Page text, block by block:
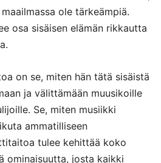
ole tärkeämpiä.
osa sisäisen elämän rikkautta
on se, miten hän tätä sisäistä
ja välittämään muusikoille
e. Se, miten musiikki
ammatilliseen
tulee kehittää koko
ominaisuutta, josta kaikki